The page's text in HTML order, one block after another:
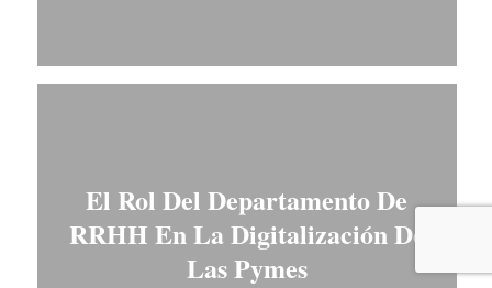
El Rol Del Departamento De
RRHH En La Digitalización De
Las Pymes